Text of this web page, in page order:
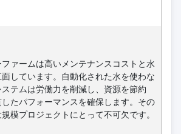
ファームは高いメンテナンスコストと水
しています。自動化された水を使わな
テムは労働力を削減し、資源を節約
したパフォーマンスを確保します。その
模プロジェクトにとって不可欠です。